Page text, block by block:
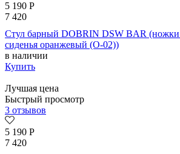
5 190 Р
7 420
Стул барный DOBRIN DSW BAR (ножки
сиденья оранжевый (O-02))
в наличии
Купить
Лучшая цена
Быстрый просмотр
3 отзывов
5 190 Р
7 420